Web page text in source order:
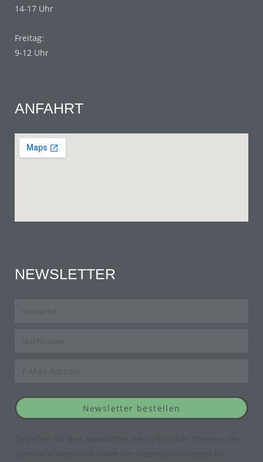
14-17 Uhr
Freitag:
9-12 Uhr
ANFAHRT
NEWSLETTER
Newsletter bestellen